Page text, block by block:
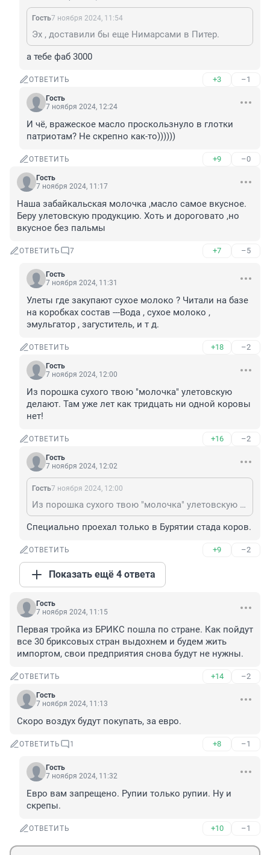
Гость7 ноября 2024, 11:54
Эх , доставили бы еще Нимарсами в Питер.
а тебе фаб 3000
ОТВЕТИТЬ +3 –1
Гость
7 ноября 2024, 12:24
И чё, вражеское масло проскользнуло в глотки
патриотам? Не скрепно как-то))))))
ОТВЕТИТЬ +9 –0
Гость
7 ноября 2024, 11:17
Наша забайкальская молочка ,масло самое вкусное.
Беру улетовскую продукцию. Хоть и дороговато ,но
вкусное без пальмы
ОТВЕТИТЬ 7 +7 –5
Гость
7 ноября 2024, 11:31
Улеты где закупают сухое молоко ? Читали на базе
на коробках состав ---Вода , сухое молоко ,
эмульгатор , загуститель, и т д.
ОТВЕТИТЬ +18 –2
Гость
7 ноября 2024, 12:00
Из порошка сухого твою "молочка" улетовскую
делают. Там уже лет как тридцать ни одной коровы
нет!
ОТВЕТИТЬ +16 –2
Гость
7 ноября 2024, 12:02
Гость7 ноября 2024, 12:00
Из порошка сухого твою "молочка" улетовскую делают. Там уже лет как тридцать ни одной коровы нет!
Специально проехал только в Бурятии стада коров.
ОТВЕТИТЬ +9 –2
Показать ещё 4 ответа
Гость
7 ноября 2024, 11:15
Первая тройка из БРИКС пошла по стране. Как пойдут
все 30 бриксовых стран выдохнем и будем жить
импортом, свои предприятия снова будут не нужны.
ОТВЕТИТЬ +14 –2
Гость
7 ноября 2024, 11:13
Скоро воздух будут покупать, за евро.
ОТВЕТИТЬ 1 +8 –1
Гость
7 ноября 2024, 11:32
Евро вам запрещено. Рупии только рупии. Ну и
скрепы.
ОТВЕТИТЬ +10 –1